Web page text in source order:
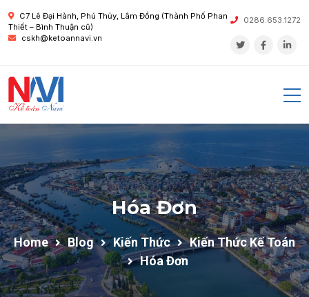
C7 Lê Đại Hành, Phú Thủy, Lâm Đồng (Thành Phố Phan
Thiết – Bình Thuận cũ)
cskh@ketoannavi.vn
0286.653.1272
Hóa Đơn
Home Blog Kiến Thức
Kiến Thức Kế Toán
Hóa Đơn